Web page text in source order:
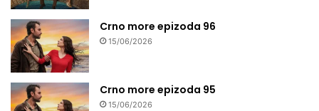
Crno more epizoda 96
15/06/2026
Crno more epizoda 95
15/06/2026